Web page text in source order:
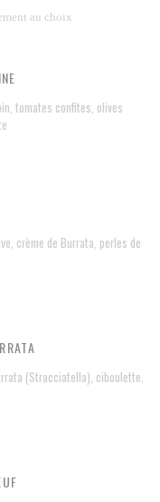
au choix
tomates confites, olives
crème de Burrata, perles de
(Stracciatella), ciboulette,